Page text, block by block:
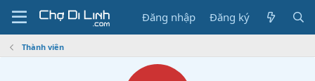
Đăng nhập Đăng ký
Thành viên